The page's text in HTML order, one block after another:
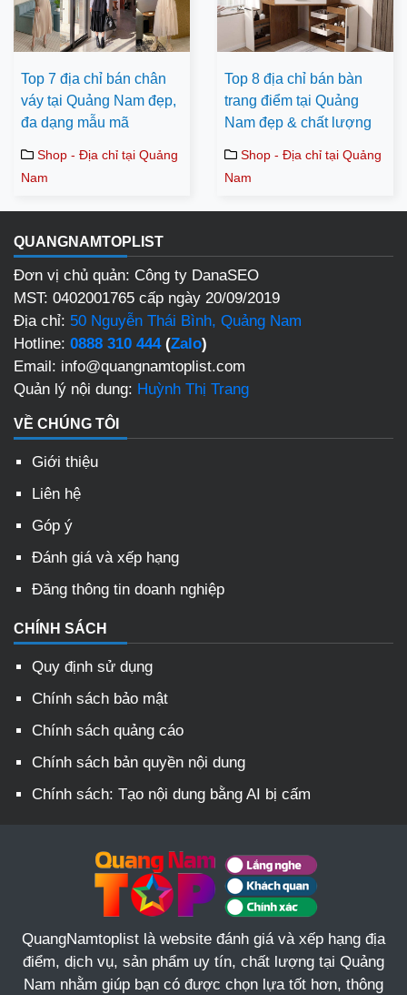
Top 7 địa chỉ bán chân
váy tại Quảng Nam đẹp,
đa dạng mẫu mã
Shop - Địa chỉ tại Quảng
Nam
Top 8 địa chỉ bán bàn
trang điểm tại Quảng
Nam đẹp & chất lượng
Shop - Địa chỉ tại Quảng
Nam
QUANGNAMTOPLIST
Đơn vị chủ quản: Công ty DanaSEO
MST: 0402001765 cấp ngày 20/09/2019
Địa chỉ: 50 Nguyễn Thái Bình, Quảng Nam
Hotline: 0888 310 444(Zalo)
Email: info@quangnamtoplist.com
Quản lý nội dung: Huỳnh Thị Trang
VỀ CHÚNG TÔI
Giới thiệu
Liên hệ
Góp ý
Đánh giá và xếp hạng
Đăng thông tin doanh nghiệp
CHÍNH SÁCH
Quy định sử dụng
Chính sách bảo mật
Chính sách quảng cáo
Chính sách bản quyền nội dung
Chính sách: Tạo nội dung bằng AI bị cấm
QuangNamtoplist là website đánh giá và xếp hạng địa
điểm, dịch vụ, sản phẩm uy tín, chất lượng tại Quảng
Nam nhằm giúp bạn có được chọn lựa tốt hơn, thông